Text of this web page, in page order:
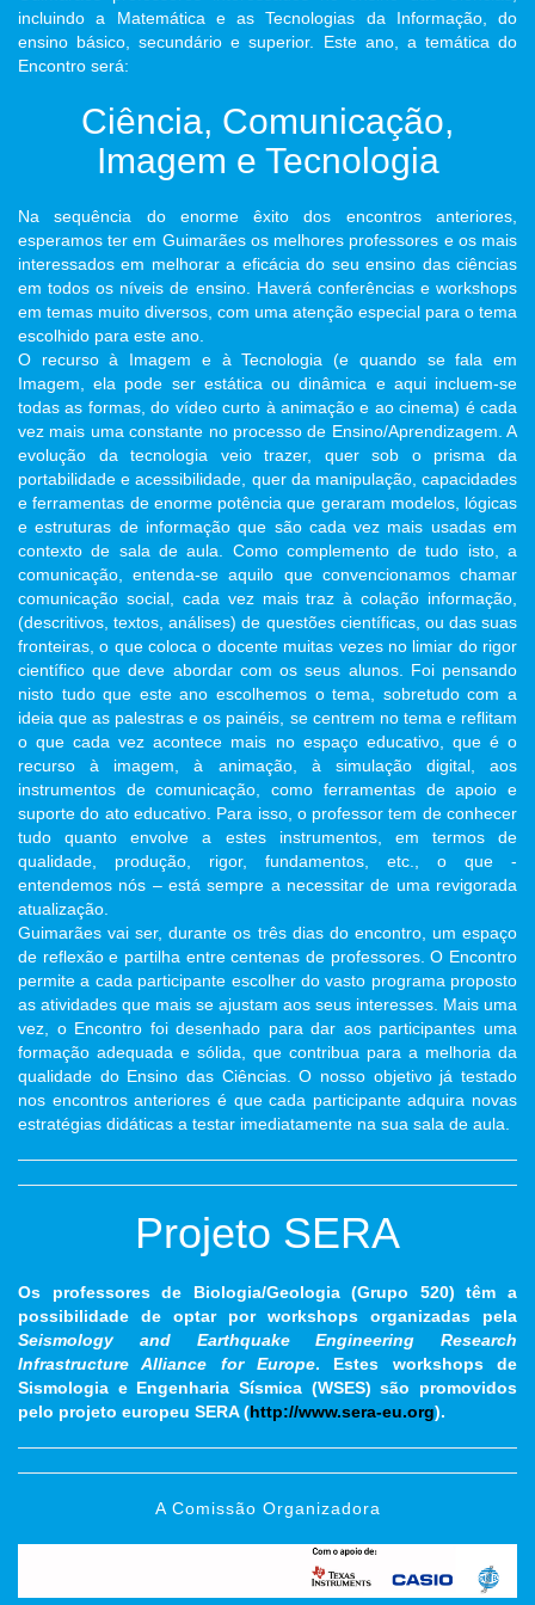
incluindo a Matemática e as Tecnologias da Informação, do
ensino básico, secundário e superior. Este ano, a temática do
Encontro será:
Ciência, Comunicação,
Imagem e Tecnologia
Na sequência do enorme êxito dos encontros anteriores,
esperamos ter em Guimarães os melhores professores e os mais
interessados em melhorar a eficácia do seu ensino das ciências
em todos os níveis de ensino. Haverá conferências e workshops
em temas muito diversos, com uma atenção especial para o tema
escolhido para este ano.
O recurso à Imagem e à Tecnologia (e quando se fala em
Imagem, ela pode ser estática ou dinâmica e aqui incluem-se
todas as formas, do vídeo curto à animação e ao cinema) é cada
vez mais uma constante no processo de Ensino/Aprendizagem. A
evolução da tecnologia veio trazer, quer sob o prisma da
portabilidade e acessibilidade, quer da manipulação, capacidades
e ferramentas de enorme potência que geraram modelos, lógicas
e estruturas de informação que são cada vez mais usadas em
contexto de sala de aula. Como complemento de tudo isto, a
comunicação, entenda-se aquilo que convencionamos chamar
comunicação social, cada vez mais traz à colação informação,
(descritivos, textos, análises) de questões científicas, ou das suas
fronteiras, o que coloca o docente muitas vezes no limiar do rigor
científico que deve abordar com os seus alunos. Foi pensando
nisto tudo que este ano escolhemos o tema, sobretudo com a
ideia que as palestras e os painéis, se centrem no tema e reflitam
o que cada vez acontece mais no espaço educativo, que é o
recurso à imagem, à animação, à simulação digital, aos
instrumentos de comunicação, como ferramentas de apoio e
suporte do ato educativo. Para isso, o professor tem de conhecer
tudo quanto envolve a estes instrumentos, em termos de
qualidade, produção, rigor, fundamentos, etc., o que -
entendemos nós – está sempre a necessitar de uma revigorada
atualização.
Guimarães vai ser, durante os três dias do encontro, um espaço
de reflexão e partilha entre centenas de professores. O Encontro
permite a cada participante escolher do vasto programa proposto
as atividades que mais se ajustam aos seus interesses. Mais uma
vez, o Encontro foi desenhado para dar aos participantes uma
formação adequada e sólida, que contribua para a melhoria da
qualidade do Ensino das Ciências. O nosso objetivo já testado
nos encontros anteriores é que cada participante adquira novas
estratégias didáticas a testar imediatamente na sua sala de aula.
Projeto SERA
Os professores de Biologia/Geologia (Grupo 520) têm a
possibilidade de optar por workshops organizadas pela
Seismology and Earthquake Engineering Research
Infrastructure Alliance for Europe. Estes workshops de
Sismologia e Engenharia Sísmica (WSES) são promovidos
pelo projeto europeu SERA (http://www.sera-eu.org).
A Comissão Organizadora